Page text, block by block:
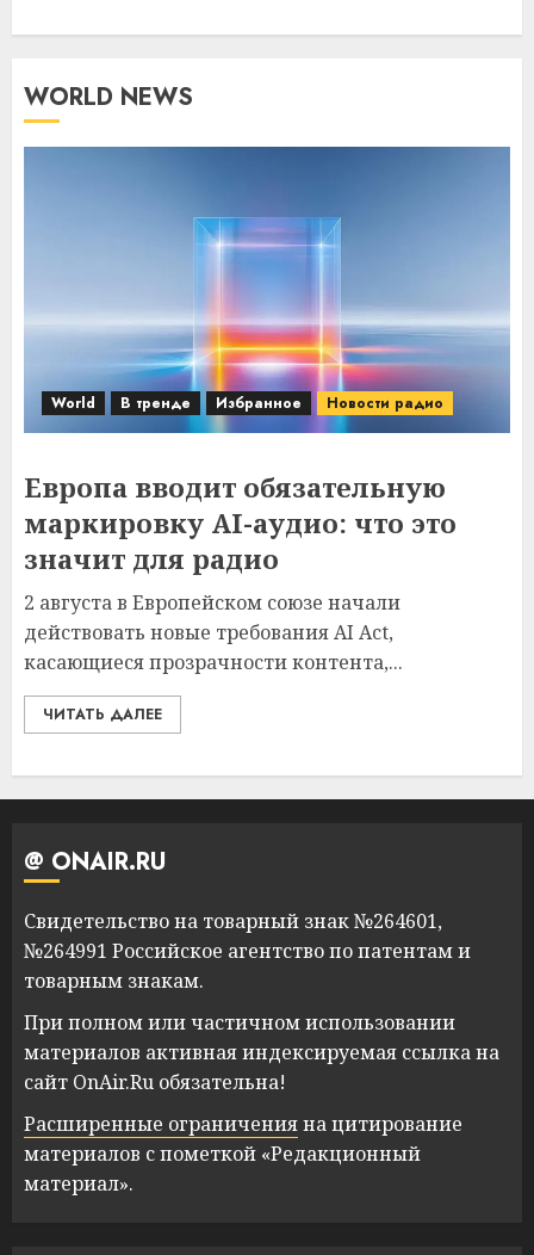
WORLD NEWS
World В тренде Избранное Новости радио
Европа вводит обязательную
маркировку AI-аудио: что это
значит для радио
2 августа в Европейском союзе начали
действовать новые требования AI Act,
касающиеся прозрачности контента,...
ЧИТАТЬ ДАЛЕЕ
@ ONAIR.RU
Свидетельство на товарный знак №264601,
№264991 Российское агентство по патентам и
товарным знакам.
При полном или частичном использовании
материалов активная индексируемая ссылка на
сайт OnAir.Ru обязательна!
Расширенные ограниченияна цитирование
материалов с пометкой «Редакционный
материал».